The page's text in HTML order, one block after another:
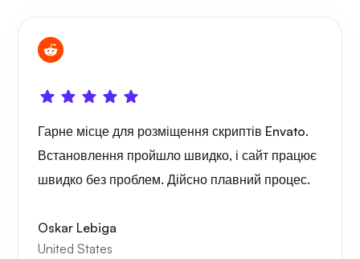
Гарне місце для розміщення скриптів Envato.
Встановлення пройшло швидко, і сайт працює
швидко без проблем. Дійсно плавний процес.
Oskar Lebiga
United States